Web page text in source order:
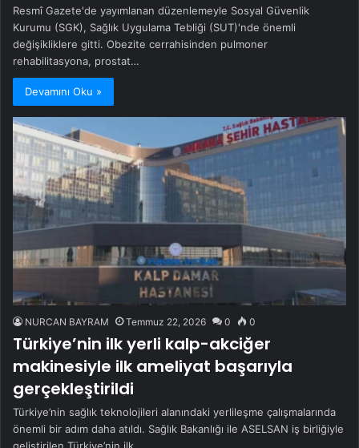
Resmî Gazete'de yayımlanan düzenlemeyle Sosyal Güvenlik
Kurumu (SGK), Sağlık Uygulama Tebliği (SUT)'nde önemli
değişikliklere gitti. Obezite cerrahisinden pulmoner
rehabilitasyona, prostat…
Devamını Oku »
NURCAN BAYRAM Temmuz 22, 2026 0 0
Türkiye’nin ilk yerli kalp-akciğer
makinesiyle ilk ameliyat başarıyla
gerçekleştirildi
Türkiye’nin sağlık teknolojileri alanındaki yerlileşme çalışmalarında
önemli bir adım daha atıldı. Sağlık Bakanlığı ile ASELSAN iş birliğiyle